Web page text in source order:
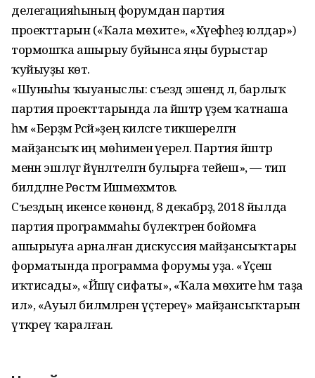
делегацияһының форумдан партия
проекттарын («Ҡала мөхите», «Хәүефһеҙ юлдар»)
тормошҡа ашырыу буйынса яңы бурыстар
ҡуйыуҙы көтә.
«Шуныһы ҡыуаныслы: съезд эшендә лә, барлыҡ
партия проекттарында ла йәштәр әүҙем ҡатнаша
һәм «Берҙәм Рәсәй»ҙең киләсәге тикшерелгән
майҙансыҡ иң мөһименә әүерелә. Партия йәштәр
менән эшләүгә йүнәлтелгән булырға тейеш», — тип
билдәләне Рөстәм Ишмөхәмәтов.
Съездың икенсе көнөндә, 8 декабрҙә, 2018 йылда
партия программаһы бүлектәрен бойомға
ашырыуға арналған дискуссия майҙансыҡтары
форматында программа форумы уҙа. «Үҫеш
иҡтисады», «Йәшәү сифаты», «Ҡала мөхите һәм таҙа
ил», «Ауыл биләмәләрен үҫтереү» майҙансыҡтарын
үткәреү ҡаралған.